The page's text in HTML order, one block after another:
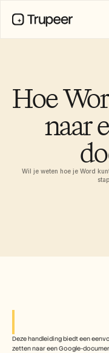
Hoe
naar
Wil je weten hoe je Word
Deze handleiding biedt een
zetten naar een Google-
Vertaling
Kennisbank
AI-avatars
AI-schermopname
Partner Program
Verandermanagement
Verkoopondersteuning